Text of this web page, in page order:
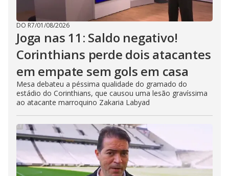
DO R7/01/08/2026
Joga nas 11: Saldo negativo!
Corinthians perde dois atacantes
em empate sem gols em casa
Mesa debateu a péssima qualidade do gramado do
estádio do Corinthians, que causou uma lesão gravíssima
ao atacante marroquino Zakaria Labyad